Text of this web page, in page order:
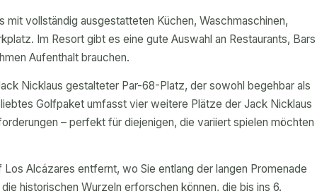
vollständig ausgestatteten Küchen, Waschmaschinen,
Im Resort gibt es eine gute Auswahl an Restaurants, Bars
Aufenthalt brauchen.
Nicklaus gestalteter Par-68-Platz, der sowohl begehbar als
Golfpaket umfasst vier weitere Plätze der Jack Nicklaus
– perfekt für diejenigen, die variiert spielen möchten
Alcázares entfernt, wo Sie entlang der langen Promenade
historischen Wurzeln erforschen können, die bis ins 6.